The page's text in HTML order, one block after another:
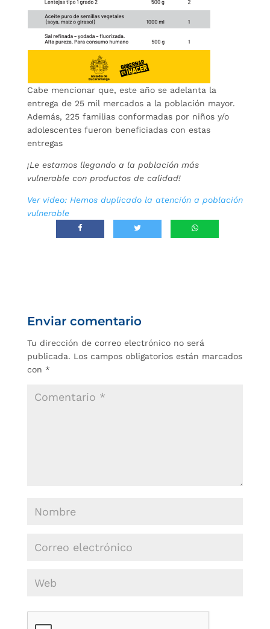
Cabe mencionar que, este año se adelanta la
entrega de 25 mil mercados a la población mayor.
Además, 225 familias conformadas por niños y/o
adolescentes fueron beneficiadas con estas
entregas
¡Le estamos llegando a la población más
vulnerable con productos de calidad!
Ver video: Hemos duplicado la atención a población
vulnerable
Enviar comentario
Tu dirección de correo electrónico no será
publicada. Los campos obligatorios están marcados
con *